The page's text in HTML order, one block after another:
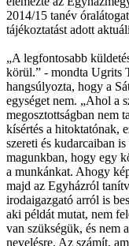
2014/15 tanév
tájékoztatást adott
„A legfontosabb
körül.” - mondta Ugrits
hangsúlyozta, hogy a
egységet nem. „Ahol a
megosztottságban nem
kísértés a hitoktatónak,
szereti és kudarcaiban
magunkban, hogy egy
a munkánkat. Ahogy
majd az Egyházról
irodaigazgató arról is
aki példát mutat, nem
van szükségük, és nem
nevelésre. Az számít,